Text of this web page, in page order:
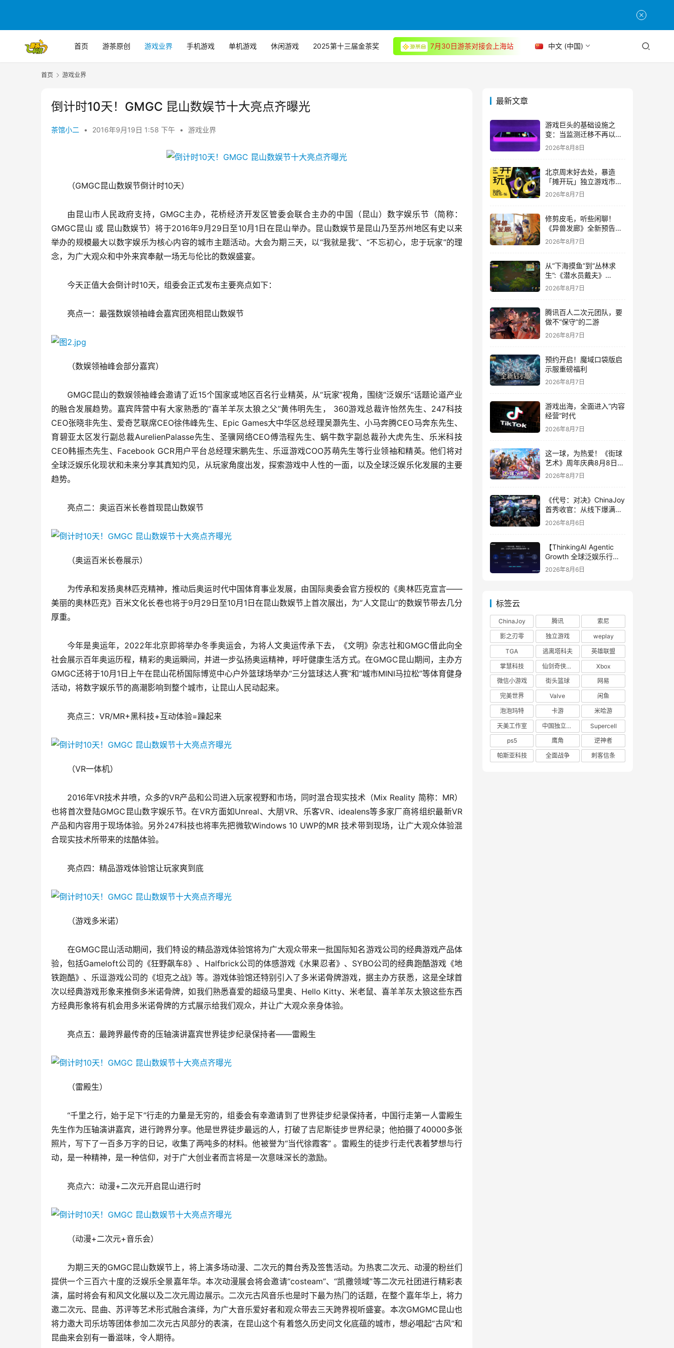
首页 游茶原创 游戏业界 手机游戏 单机游戏 休闲游戏 2025第十三届金茶奖 7月30日游茶对接会上海站 中文 (中国)
首页 游戏业界
倒计时10天！GMGC 昆山数娱节十大亮点齐曝光
茶馆小二 • 2016年9月19日 1:58 下午 • 游戏业界
（GMGC昆山数娱节倒计时10天）
由昆山市人民政府支持，GMGC主办，花桥经济开发区管委会联合主办的中国（昆山）数字娱乐节（简称：
GMGC昆山 或 昆山数娱节）将于2016年9月29日至10月1日在昆山举办。昆山数娱节是昆山乃至苏州地区有史以来
举办的规模最大以数字娱乐为核心内容的城市主题活动。大会为期三天，以“我就是我”、“不忘初心，忠于玩家”的理
念，为广大观众和中外来宾奉献一场无与伦比的数娱盛宴。
今天正值大会倒计时10天，组委会正式发布主要亮点如下：
亮点一：最强数娱领袖峰会嘉宾团亮相昆山数娱节
（数娱领袖峰会部分嘉宾）
GMGC昆山的数娱领袖峰会邀请了近15个国家或地区百名行业精英，从“玩家”视角，围绕“泛娱乐”话题论道产业
的融合发展趋势。嘉宾阵营中有大家熟悉的“喜羊羊灰太狼之父”黄伟明先生， 360游戏总裁许怡然先生、247科技
CEO张晓非先生、爱奇艺联席CEO徐伟峰先生、Epic Games大中华区总经理吴灏先生、小马奔腾CEO马奔东先生、
育碧亚太区发行副总裁AurelienPalasse先生、圣骥网络CEO傅浩程先生、蜗牛数字副总裁孙大虎先生、乐米科技
CEO韩振杰先生、Facebook GCR用户平台总经理宋鹏先生、乐逗游戏COO苏萌先生等行业领袖和精英。他们将对
全球泛娱乐化现状和未来分享其真知灼见，从玩家角度出发，探索游戏中人性的一面，以及全球泛娱乐化发展的主要
趋势。
亮点二：奥运百米长卷首现昆山数娱节
（奥运百米长卷展示）
为传承和发扬奥林匹克精神，推动后奥运时代中国体育事业发展，由国际奥委会官方授权的《奥林匹克宣言——
美丽的奥林匹克》百米文化长卷也将于9月29日至10月1日在昆山数娱节上首次展出，为“人文昆山”的数娱节带去几分
厚重。
今年是奥运年，2022年北京即将举办冬季奥运会，为将人文奥运传承下去，《文明》杂志社和GMGC借此向全
社会展示百年奥运历程，精彩的奥运瞬间，并进一步弘扬奥运精神，呼吁健康生活方式。在GMGC昆山期间，主办方
GMGC还将于10月1日上午在昆山花桥国际博览中心户外篮球场举办“三分篮球达人赛”和“城市MINI马拉松”等体育健身
活动，将数字娱乐节的高潮影响到整个城市，让昆山人民动起来。
亮点三：VR/MR+黑科技+互动体验=躁起来
（VR一体机）
2016年VR技术井喷，众多的VR产品和公司进入玩家视野和市场，同时混合现实技术（Mix Reality 简称：MR）
也将首次登陆GMGC昆山数字娱乐节。在VR方面如Unreal、大朋VR、乐客VR、idealens等多家厂商将组织最新VR
产品和内容用于现场体验。另外247科技也将率先把微软Windows 10 UWP的MR 技术带到现场，让广大观众体验混
合现实技术所带来的炫酷体验。
亮点四：精品游戏体验馆让玩家爽到底
（游戏多米诺）
在GMGC昆山活动期间，我们特设的精品游戏体验馆将为广大观众带来一批国际知名游戏公司的经典游戏产品体
验，包括Gameloft公司的《狂野飙车8》、Halfbrick公司的体感游戏《水果忍者》、SYBO公司的经典跑酷游戏《地
铁跑酷》、乐逗游戏公司的《坦克之战》等。游戏体验馆还特别引入了多米诺骨牌游戏，据主办方获悉，这是全球首
次以经典游戏形象来推倒多米诺骨牌，如我们熟悉喜爱的超级马里奥、Hello Kitty、米老鼠、喜羊羊灰太狼这些东西
方经典形象将有机会用多米诺骨牌的方式展示给我们观众，并让广大观众亲身体验。
亮点五：最跨界最传奇的压轴演讲嘉宾世界徒步纪录保持者——雷殿生
（雷殿生）
“千里之行，始于足下”行走的力量是无穷的，组委会有幸邀请到了世界徒步纪录保持者，中国行走第一人雷殿生
先生作为压轴演讲嘉宾，进行跨界分享。他是世界徒步最远的人，打破了吉尼斯徒步世界纪录；他拍摄了40000多张
照片，写下了一百多万字的日记，收集了两吨多的材料。他被誉为“当代徐霞客” 。雷殿生的徒步行走代表着梦想与行
动，是一种精神，是一种信仰，对于广大创业者而言将是一次意味深长的激励。
亮点六：动漫+二次元开启昆山进行时
（动漫+二次元+音乐会）
为期三天的GMGC昆山数娱节上，将上演多场动漫、二次元的舞台秀及签售活动。为热衷二次元、动漫的粉丝们
提供一个三百六十度的泛娱乐全景嘉年华。本次动漫展会将会邀请“costeam”、“凯撒领域”等二次元社团进行精彩表
演，届时将会有和风文化展以及二次元周边展示。二次元古风音乐也是时下最为热门的话题，在整个嘉年华上，将力
邀二次元、昆曲、苏评等艺术形式融合演绎，为广大音乐爱好者和观众带去三天跨界视听盛宴。本次GMGMC昆山也
将力邀大司乐坊等团体参加二次元古风部分的表演，在昆山这个有着悠久历史问文化底蕴的城市，想必唱起“古风”和
昆曲来会别有一番滋味，令人期待。
最新文章
游戏巨头的基础设施之
变：当监测迁移不再以中
断为代价
2026年8月8日
北京周末好去处，暴造
「摊开玩」独立游戏市集
正式开票！
2026年8月7日
修剪皮毛，听些闲聊！
《异兽发廊》全新预告与
Steam免费试玩公开
2026年8月7日
从“下海摸鱼”到“丛林求
生”:《潜水员戴夫》
DLC《丛林》移动端定档
2026年8月7日
腾讯百人二次元团队，要
做不“保守”的二游
2026年8月7日
预约开启！魔域口袋版启
示服重磅福利
2026年8月7日
游戏出海，全面进入“内容
经营”时代
2026年8月7日
这一球，为热爱！《街球
艺术》周年庆典8月8日正
式上线，多重福利与全新
2026年8月7日
《代号：对决》ChinaJoy
首秀收官：从线下爆满看
见玩家的真实期待
2026年8月6日
【ThinkingAI Agentic
Growth 全球泛娱乐行业
峰会】Agent 时代，人到
2026年8月6日
标签云
ChinaJoy 腾讯
索尼
影之刃零
独立游戏
weplay
TGA
逃离塔科夫
英雄联盟
掌慧科技
仙剑奇侠传四
Xbox
微信小游戏
街头篮球
网易
完美世界
Valve
闲鱼
泡泡玛特
卡游
米哈游
天美工作室
中国独立游戏联盟
Supercell
ps5
鹰角
逆神者
帕斯亚科技
全面战争 刺客信条